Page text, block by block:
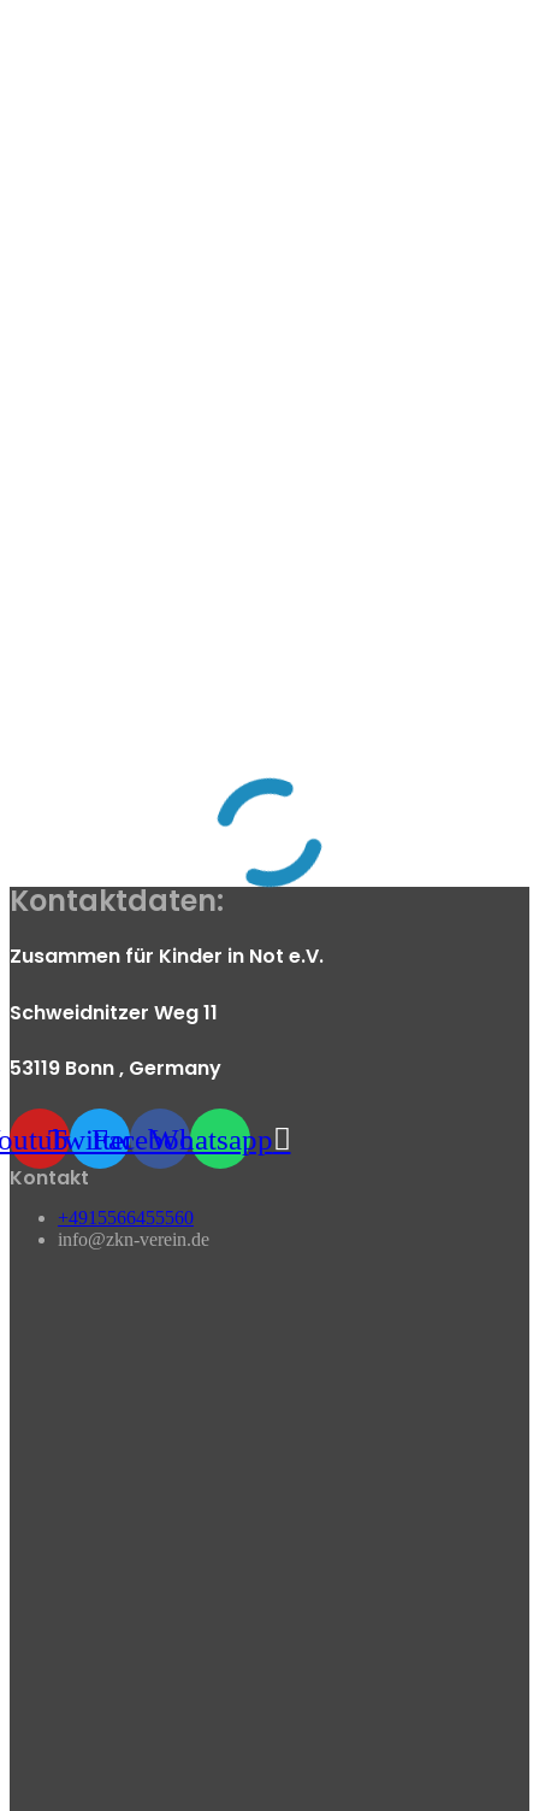
Kontaktdaten:
Zusammen für Kinder in Not e.V.
Schweidnitzer Weg 11
53119 Bonn, Germany
TwitterFacebookWhatsapp
Kontakt
+4915566455560
info@zkn-verein.de